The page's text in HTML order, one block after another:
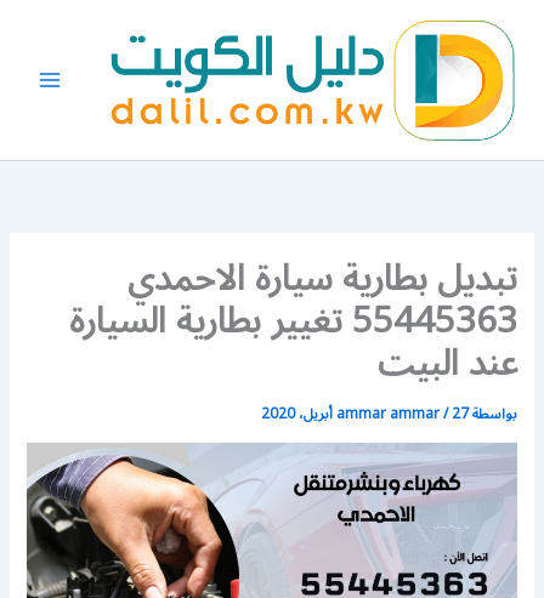
المحتوى
تبديل بطارية سيارة الاحمدي
55445363 تغيير بطارية السيارة
عند البيت
بواسطة ammar ammar/27 أبريل، 2020